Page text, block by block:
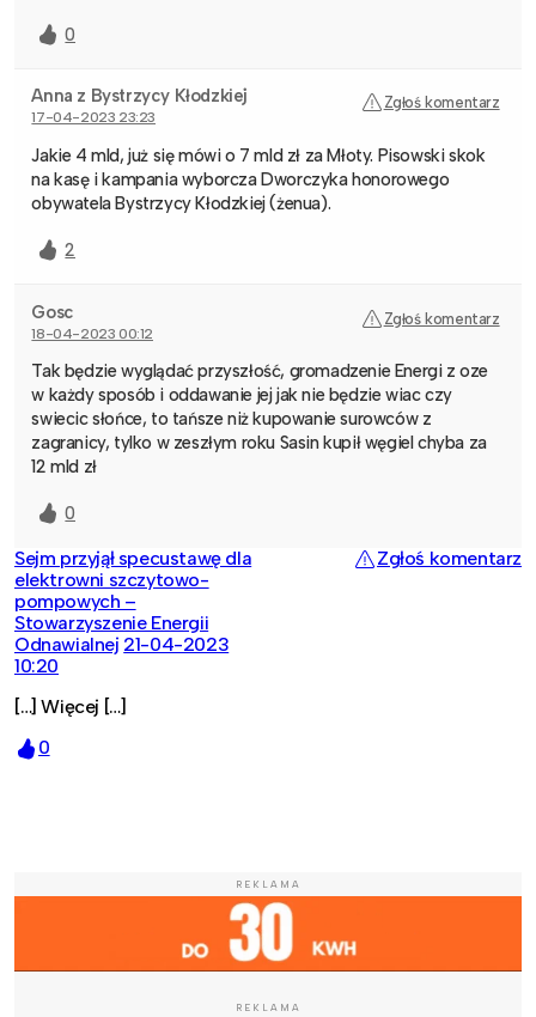
0
Anna z Bystrzycy Kłodzkiej
17-04-2023 23:23
Zgłoś komentarz
Jakie 4 mld, już się mówi o 7 mld zł za Młoty. Pisowski skok
na kasę i kampania wyborcza Dworczyka honorowego
obywatela Bystrzycy Kłodzkiej (żenua).
2
Gosc
18-04-2023 00:12
Zgłoś komentarz
Tak będzie wyglądać przyszłość, gromadzenie Energi z oze
w każdy sposób i oddawanie jej jak nie będzie wiac czy
swiecic słońce, to tańsze niż kupowanie surowców z
zagranicy, tylko w zeszłym roku Sasin kupił węgiel chyba za
12 mld zł
0
Sejm przyjął specustawę dla
elektrowni szczytowo-
pompowych –
Stowarzyszenie Energii
Odnawialnej 21-04-2023
10:20
Zgłoś komentarz
[…] Więcej […]
0
REKLAMA
REKLAMA